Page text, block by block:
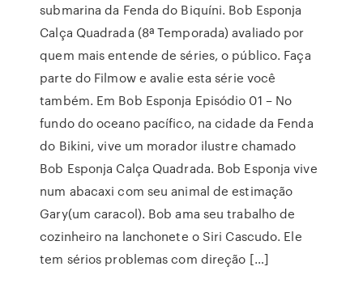
submarina da Fenda do Biquíni. Bob Esponja
Calça Quadrada (8ª Temporada) avaliado por
quem mais entende de séries, o público. Faça
parte do Filmow e avalie esta série você
também. Em Bob Esponja Episódio 01 – No
fundo do oceano pacífico, na cidade da Fenda
do Bikini, vive um morador ilustre chamado
Bob Esponja Calça Quadrada. Bob Esponja vive
num abacaxi com seu animal de estimação
Gary(um caracol). Bob ama seu trabalho de
cozinheiro na lanchonete o Siri Cascudo. Ele
tem sérios problemas com direção […]